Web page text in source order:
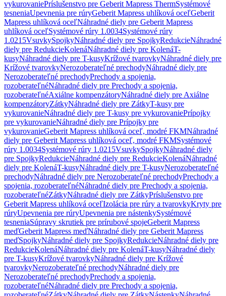
vykurovaniePríslušenstvo pre Geberit Mapress ThermSystémové
tesneniaUpevnenia pre rúryGeberit Mapress uhlíková oceľGeberit
Mapress uhlíková oceľNáhradné diely pre Geberit Mapress
uhlíková oceľSystémové rúry 1.0034Systémové rúry
1.0215VsuvkySpojkyNáhradné diely pre SpojkyRedukcieNáhradné
diely pre RedukcieKolenáNáhradné diely pre KolenáT-
kusyNáhradné diely pre T-kusyKrížové tvarovkyNáhradné diely pre
Krížové tvarovkyNerozoberateľné prechodyNáhradné diely pre
Nerozoberateľné prechodyPrechody a spojenia,
rozoberateľnéNáhradné diely pre Prechody a spojenia,
rozoberateľnéAxiálne kompenzátoryNáhradné diely pre Axiálne
kompenzátoryZátkyNáhradné diely pre ZátkyT-kusy pre
vykurovanieNáhradné diely pre T-kusy pre vykurovaniePrípojky
pre vykurovanieNáhradné diely pre Prípojky pre
vykurovanieGeberit Mapress uhlíková oceľ, modré FKMNáhradné
diely pre Geberit Mapress uhlíková oceľ, modré FKMSystémové
rúry 1.0034Systémové rúry 1.0215VsuvkySpojkyNáhradné diely
pre SpojkyRedukcieNáhradné diely pre RedukcieKolenáNáhradné
diely pre KolenáT-kusyNáhradné diely pre T-kusyNerozoberateľné
prechodyNáhradné diely pre Nerozoberateľné prechodyPrechody a
spojenia, rozoberateľnéNáhradné diely pre Prechody a spojenia,
rozoberateľnéZátkyNáhradné diely pre ZátkyPríslušenstvo pre
Geberit Mapress uhlíková oceľIzolácia pre rúry a tvarovkyKryty pre
rúryUpevnenia pre rúryUpevnenia pre nástenkySystémové
tesneniaSúpravy skrutiek pre prírubové spojeGeberit Mapress
meďGeberit Mapress meďNáhradné diely pre Geberit Mapress
meďSpojkyNáhradné diely pre SpojkyRedukcieNáhradné diely pre
RedukcieKolenáNáhradné diely pre KolenáT-kusyNáhradné diely
pre T-kusyKrížové tvarovkyNáhradné diely pre Krížové
tvarovkyNerozoberateľné prechodyNáhradné diely pre
Nerozoberateľné prechodyPrechody a spojenia,
rozoberateľnéNáhradné diely pre Prechody a spojenia,